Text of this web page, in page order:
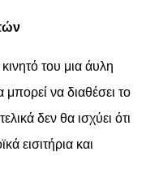
του μια άυλη
να διαθέσει το
δεν θα ισχύει ότι
εισιτήρια και